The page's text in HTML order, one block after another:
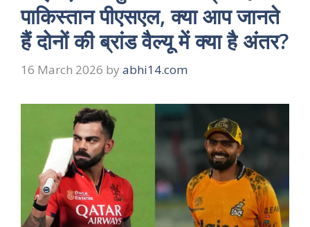
पाकिस्तान पीएसएल, क्या आप जानते
हैं दोनों की ब्रांड वैल्यू में क्या है अंतर?
16 March 2026 by abhi14.com